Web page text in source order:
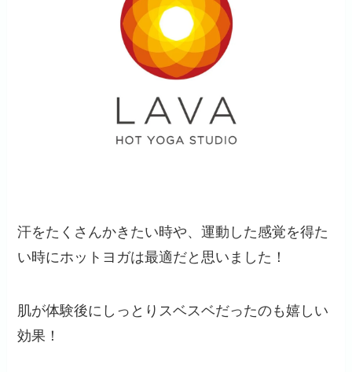
汗をたくさんかきたい時や、運動した感覚を得た
い時にホットヨガは最適だと思いました！
肌が体験後にしっとりスベスベだったのも嬉しい
効果！